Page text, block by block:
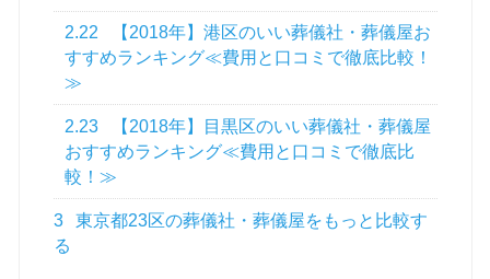
2.22
【2018年】港区のいい葬儀社・葬儀屋お
すすめランキング≪費用と口コミで徹底比較！
≫
2.23
【2018年】目黒区のいい葬儀社・葬儀屋
おすすめランキング≪費用と口コミで徹底比
較！≫
3
東京都23区の葬儀社・葬儀屋をもっと比較す
る